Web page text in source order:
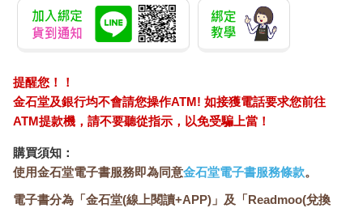
提醒您！！
金石堂及銀行均不會請您操作ATM! 如接獲電話要求您前往
ATM提款機，請不要聽從指示，以免受騙上當！
購買須知：
使用金石堂電子書服務即為同意金石堂電子書服務條款。
電子書分為「金石堂(線上閱讀+APP)」及「Readmoo(兌換